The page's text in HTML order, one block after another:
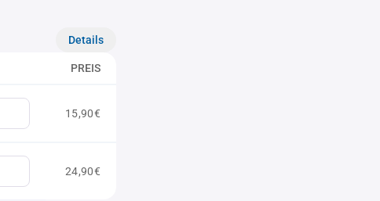
Details
PREIS
15,90€
24,90€